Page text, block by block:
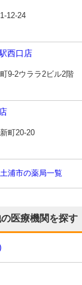
12-24
西口店
9-2ウララ2ビル2階
町20-20
土浦市の薬局一覧
医療機関を探す